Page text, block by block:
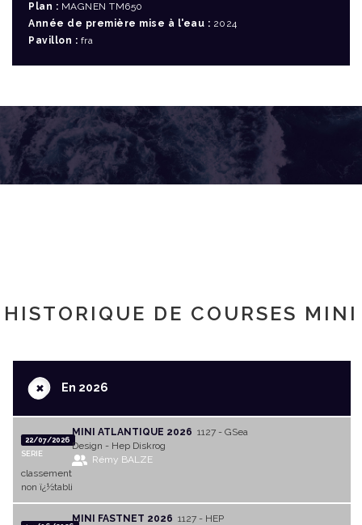
Plan : MAGNEN TM650
Année de première mise à l'eau : 2024
Pavillon : fra
HISTORIQUE DE COURSES MINI
+En 2026
22/07/2026
SERIE
MINI ATLANTIQUE 2026 1127 - GSea
Design - Hep Diskrog
Rémy BALZE
classement
non ï¿½tabli
MINI FASTNET 2026 1127 - HEP